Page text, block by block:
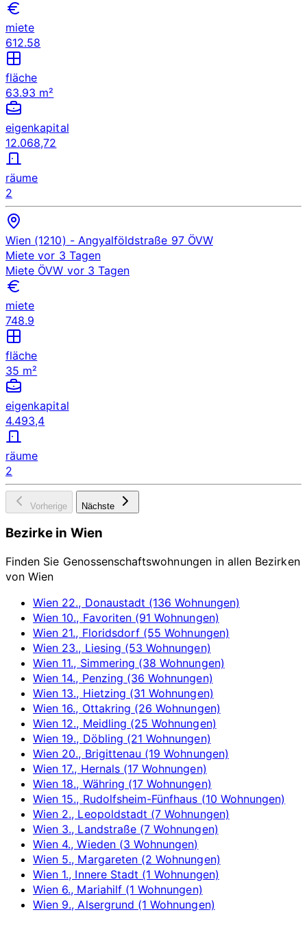
miete
612.58
fläche
63.93 m²
eigenkapital
12.068,72
räume
2
Wien (1210) - Angyalföldstraße 97 ÖVW
Miete vor 3 Tagen
Miete ÖVW vor 3 Tagen
miete
748.9
fläche
35 m²
eigenkapital
4.493,4
räume
2
Vorherige Nächste
Bezirke in Wien
Finden Sie Genossenschaftswohnungen in allen Bezirken
von Wien
Wien 22., Donaustadt (136 Wohnungen)
Wien 10., Favoriten (91 Wohnungen)
Wien 21., Floridsdorf (55 Wohnungen)
Wien 23., Liesing (53 Wohnungen)
Wien 11., Simmering (38 Wohnungen)
Wien 14., Penzing (36 Wohnungen)
Wien 13., Hietzing (31 Wohnungen)
Wien 16., Ottakring (26 Wohnungen)
Wien 12., Meidling (25 Wohnungen)
Wien 19., Döbling (21 Wohnungen)
Wien 20., Brigittenau (19 Wohnungen)
Wien 17., Hernals (17 Wohnungen)
Wien 18., Währing (17 Wohnungen)
Wien 15., Rudolfsheim-Fünfhaus (10 Wohnungen)
Wien 2., Leopoldstadt (7 Wohnungen)
Wien 3., Landstraße (7 Wohnungen)
Wien 4., Wieden (3 Wohnungen)
Wien 5., Margareten (2 Wohnungen)
Wien 1., Innere Stadt (1 Wohnungen)
Wien 6., Mariahilf (1 Wohnungen)
Wien 9., Alsergrund (1 Wohnungen)